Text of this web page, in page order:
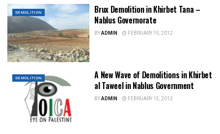
DEMOLITION
Brux Demolition in Khirbet Tana –
Nablus Governorate
BYADMIN FEBRUARY 15, 2012
DEMOLITION
A New Wave of Demolitions in Khirbet
al Taweel in Nablus Government
BYADMIN FEBRUARY 15, 2012